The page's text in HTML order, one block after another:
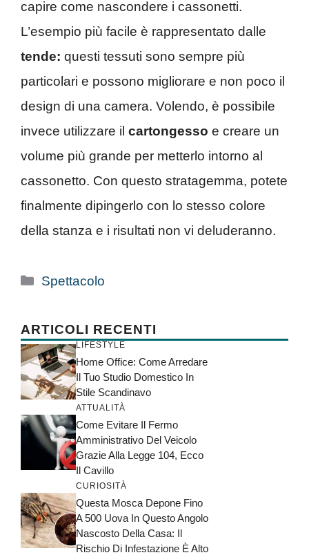
capire come nascondere i cassonetti.
L’esempio più facile è rappresentato dalle
tende: questi tessuti sono sempre più
particolari e possono migliorare e non poco il
design di una camera. Volendo, è possibile
invece utilizzare il cartongesso e creare un
volume più grande per metterlo intorno al
cassonetto. Con questo stratagemma, potete
finalmente dipingerlo con lo stesso colore
della stanza e i risultati non vi deluderanno.
Categorie
Spettacolo
ARTICOLI RECENTI
LIFESTYLE
Home Office: Come Arredare
Il Tuo Studio Domestico In
Stile Scandinavo
ATTUALITÀ
Come Evitare Il Fermo
Amministrativo Del Veicolo
Grazie Alla Legge 104, Ecco
Il Cavillo
CURIOSITÀ
Questa Mosca Depone Fino
A 500 Uova In Questo Angolo
Nascosto Della Casa: Il
Rischio Di Infestazione È Alto